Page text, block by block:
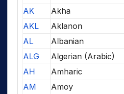
AK
Akha
AKL
Aklanon
AL
Albanian
ALG
Algerian (Arabic)
AH
Amharic
AM
Amoy